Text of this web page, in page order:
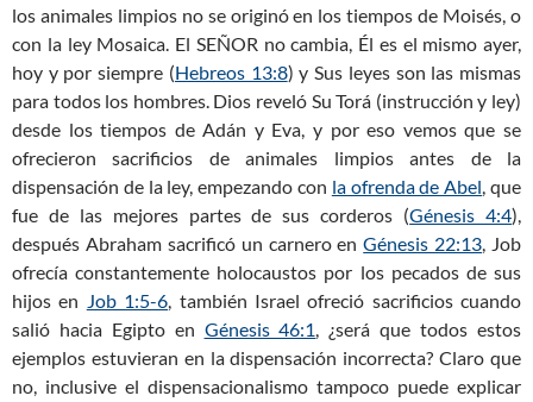
los animales limpios no se originó en los tiempos de Moisés, o
con la ley Mosaica. El SEÑOR no cambia, Él es el mismo ayer,
hoy y por siempre (Hebreos 13:8) y Sus leyes son las mismas
para todos los hombres. Dios reveló Su Torá (instrucción y ley)
desde los tiempos de Adán y Eva, y por eso vemos que se
ofrecieron sacrificios de animales limpios antes de la
dispensación de la ley, empezando con la ofrenda de Abel, que
fue de las mejores partes de sus corderos (Génesis 4:4),
después Abraham sacrificó un carnero enGénesis 22:13, Job
ofrecía constantemente holocaustos por los pecados de sus
hijos en Job 1:5-6, también Israel ofreció sacrificios cuando
salió hacia Egipto en Génesis 46:1, ¿será que todos estos
ejemplos estuvieran en la dispensación incorrecta? Claro que
no, inclusive el dispensacionalismo tampoco puede explicar